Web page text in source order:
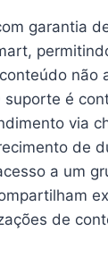
garantia
não
suporte é
via
de
a um
de